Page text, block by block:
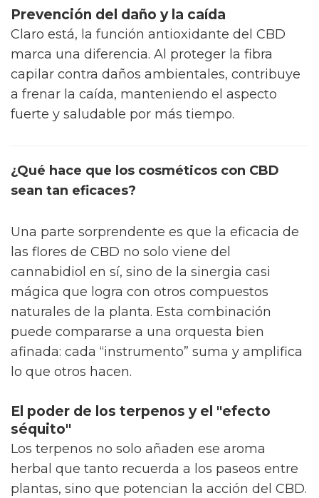
Prevención del daño y la caída
Claro está, la función antioxidante del CBD
marca una diferencia. Al proteger la fibra
capilar contra daños ambientales, contribuye
a frenar la caída, manteniendo el aspecto
fuerte y saludable por más tiempo.
¿Qué hace que los cosméticos con CBD
sean tan eficaces?
Una parte sorprendente es que la eficacia de
las flores de CBD no solo viene del
cannabidiol en sí, sino de la sinergia casi
mágica que logra con otros compuestos
naturales de la planta. Esta combinación
puede compararse a una orquesta bien
afinada: cada “instrumento” suma y amplifica
lo que otros hacen.
El poder de los terpenos y el "efecto
séquito"
Los terpenos no solo añaden ese aroma
herbal que tanto recuerda a los paseos entre
plantas, sino que potencian la acción del CBD.